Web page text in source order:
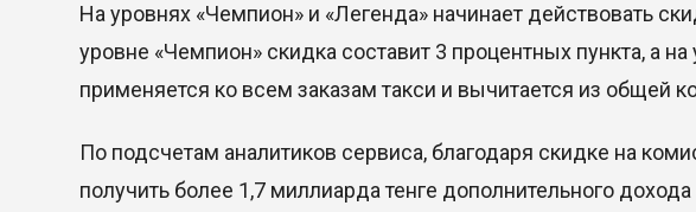
На уровнях «Чемпион» и «Легенда» начинает действовать
уровне «Чемпион» скидка составит 3 процентных пункта, а
применяется ко всем заказам такси и вычитается из общей
По подсчетам аналитиков сервиса, благодаря скидке на
получить более 1,7 миллиарда тенге дополнительного